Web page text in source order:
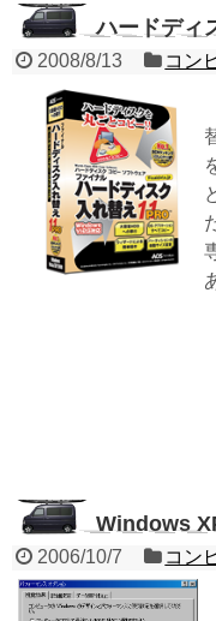
ハードディ
2008/8/13 コン
Windows
2006/10/7 コン